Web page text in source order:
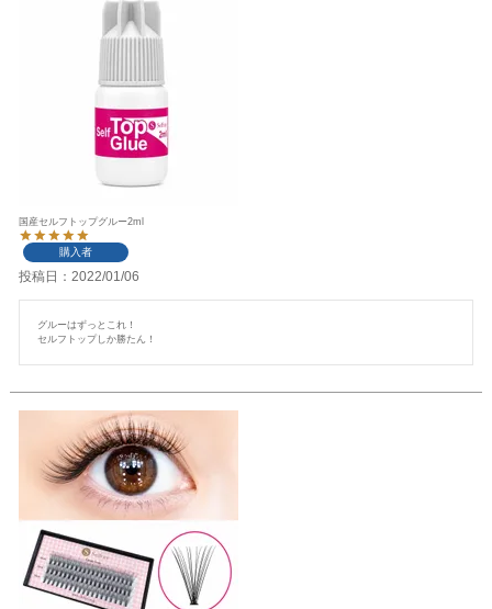
国産セルフトップグルー2ml
購入者
投稿日 2022/01/06
グルーはずっとこれ！
セルフトップしか勝たん！